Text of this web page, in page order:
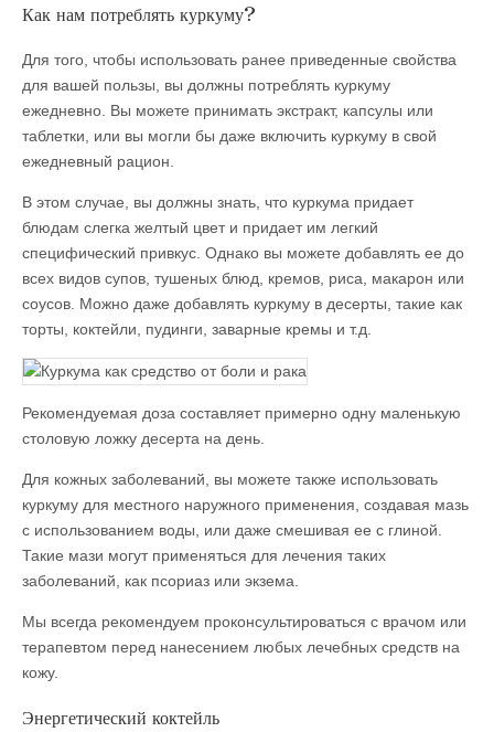
Как нам потреблять куркуму?
Для того, чтобы использовать ранее приведенные свойства
для вашей пользы, вы должны потреблять куркуму
ежедневно. Вы можете принимать экстракт, капсулы или
таблетки, или вы могли бы даже включить куркуму в свой
ежедневный рацион.
В этом случае, вы должны знать, что куркума придает
блюдам слегка желтый цвет и придает им легкий
специфический привкус. Однако вы можете добавлять ее до
всех видов супов, тушеных блюд, кремов, риса, макарон или
соусов. Можно даже добавлять куркуму в десерты, такие как
торты, коктейли, пудинги, заварные кремы и т.д.
Рекомендуемая доза составляет примерно одну маленькую
столовую ложку десерта на день.
Для кожных заболеваний, вы можете также использовать
куркуму для местного наружного применения, создавая мазь
с использованием воды, или даже смешивая ее с глиной.
Такие мази могут применяться для лечения таких
заболеваний, как псориаз или экзема.
Мы всегда рекомендуем проконсультироваться с врачом или
терапевтом перед нанесением любых лечебных средств на
кожу.
Энергетический коктейль